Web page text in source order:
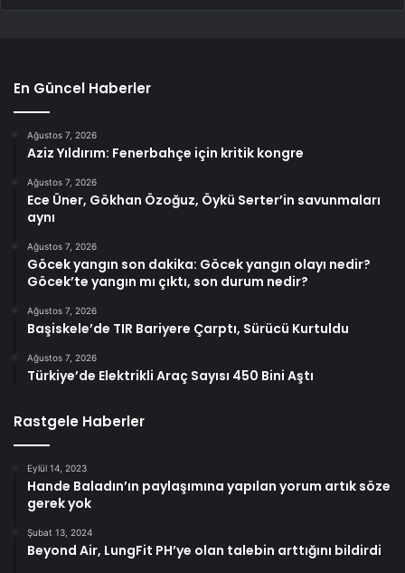
En Güncel Haberler
Ağustos 7, 2026
Aziz Yıldırım: Fenerbahçe için kritik kongre
Ağustos 7, 2026
Ece Üner, Gökhan Özoğuz, Öykü Serter’in savunmaları
aynı
Ağustos 7, 2026
Göcek yangın son dakika: Göcek yangın olayı nedir?
Göcek’te yangın mı çıktı, son durum nedir?
Ağustos 7, 2026
Başiskele’de TIR Bariyere Çarptı, Sürücü Kurtuldu
Ağustos 7, 2026
Türkiye’de Elektrikli Araç Sayısı 450 Bini Aştı
Rastgele Haberler
Eylül 14, 2023
Hande Baladın’ın paylaşımına yapılan yorum artık söze
gerek yok
Şubat 13, 2024
Beyond Air, LungFit PH’ye olan talebin arttığını bildirdi